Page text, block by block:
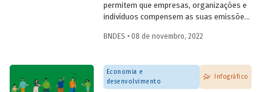
permitem que empresas, organizações e
indivíduos compensem as suas emissões
da aquisição de créditos gerados por
captura de carbono. A ideia por trás deles
é transferir o custo social das emissões
para os agentes emissores, ajudando a
BNDES • 08 de novembro, 2022
Economia e
desenvolvimento
Infográfico